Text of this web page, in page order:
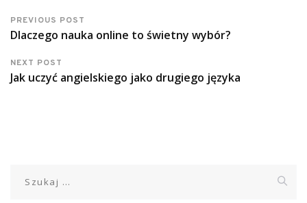
PREVIOUS POST
Dlaczego nauka online to świetny wybór?
NEXT POST
Jak uczyć angielskiego jako drugiego języka